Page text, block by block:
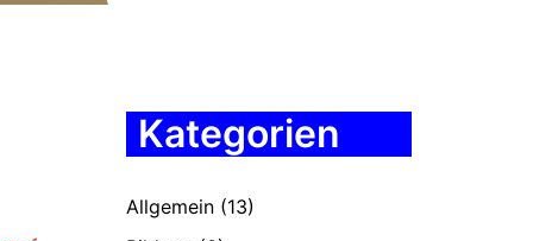
Kategorien
Allgemein (13)